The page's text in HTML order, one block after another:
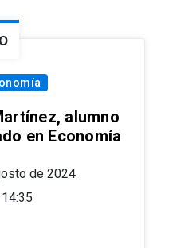
alumno
en Economía
de 2024